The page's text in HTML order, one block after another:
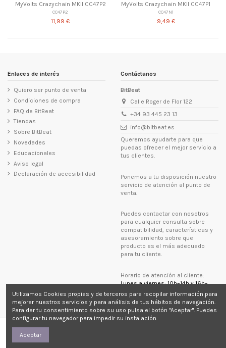
MyVolts Crazychain MKII CC47P2
CC47P2
11,99 €
MyVolts Crazychain MKII CC47P1
CC47N1
9,49 €
Enlaces de interés
Quiero ser punto de venta
Condiciones de compra
FAQ de BitBeat
Tiendas
Sobre BitBeat
Novedades
Educacionales
Aviso legal
Declaración de accesibilidad
Contáctanos
BitBeat
Calle Roger de Flor 122
+34 93 445 23 13
info@bitbeat.es
Queremos ayudarte para que
puedas ofrecer el mejor servicio a
tus clientes.
Ponemos a tu disposición nuestro
servicio de atención al punto de
venta.
Puedes contactar con nosotros
para cualquier consulta sobre
compatibilidad, características y
asesoramiento sobre que
producto es el más adecuado
para tu cliente.
Horario de atención al cliente:
Lunes a viernes: 10h–14h y 16h–
Utilizamos Cookies propias y de terceros para recopilar información para
mejorar nuestros servicios y para análisis de tus hábitos de navegación.
Para dar tu consentimiento sobre su uso pulsa el botón "Aceptar". Puedes
configurar tu navegador para impedir su instalación.
Aceptar